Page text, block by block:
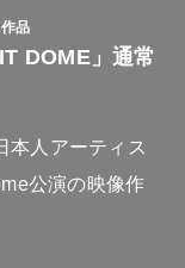
品
DOME」通常
本人アーティス
公演の映像作